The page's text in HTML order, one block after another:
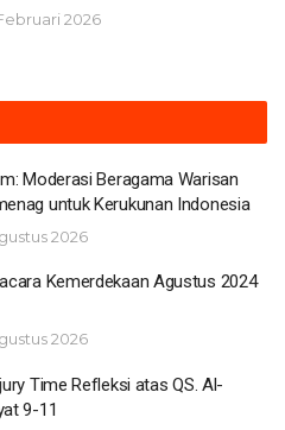
2026
Moderasi Beragama Warisan
untuk Kerukunan Indonesia
2026
Kemerdekaan Agustus 2024
2026
Time Refleksi atas QS. Al-
9-11